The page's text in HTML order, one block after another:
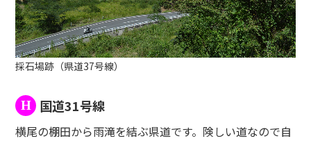
採石場跡（県道37号線）
H 国道31号線
横尾の棚田から雨滝を結ぶ県道です。険しい道なので自